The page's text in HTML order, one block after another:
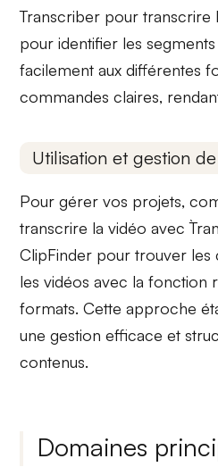
Transcriber pour transcrire
pour identifier les
facilement aux différentes
commandes claires,
Utilisation et gestion
Pour gérer vos projets,
transcrire la vidéo avec
ClipFinder pour trouver les
les vidéos avec la fonction
formats. Cette approche
une gestion efficace et
contenus.
Domaines